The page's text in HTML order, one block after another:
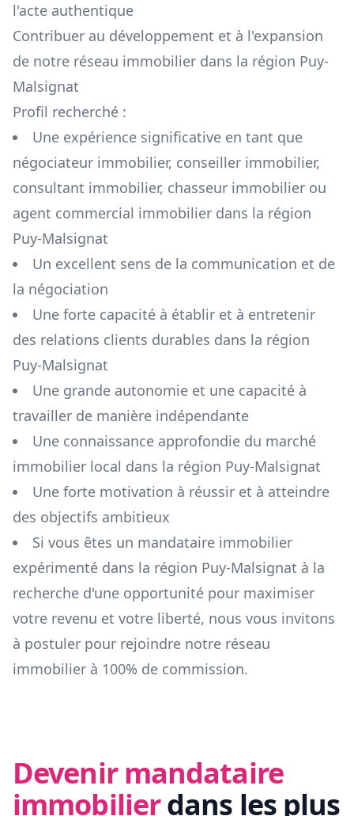
l'acte authentique
Contribuer au développement et à l'expansion
de notre réseau immobilier dans la région Puy-
Malsignat
Profil recherché :
Une expérience significative en tant que
négociateur immobilier, conseiller immobilier,
consultant immobilier, chasseur immobilier ou
agent commercial immobilier dans la région
Puy-Malsignat
Un excellent sens de la communication et de
la négociation
Une forte capacité à établir et à entretenir
des relations clients durables dans la région
Puy-Malsignat
Une grande autonomie et une capacité à
travailler de manière indépendante
Une connaissance approfondie du marché
immobilier local dans la région Puy-Malsignat
Une forte motivation à réussir et à atteindre
des objectifs ambitieux
Si vous êtes un mandataire immobilier
expérimenté dans la région Puy-Malsignat à la
recherche d'une opportunité pour maximiser
votre revenu et votre liberté, nous vous invitons
à postuler pour rejoindre notre réseau
immobilier à 100% de commission.
Devenir mandataire
immobilierdans les plus